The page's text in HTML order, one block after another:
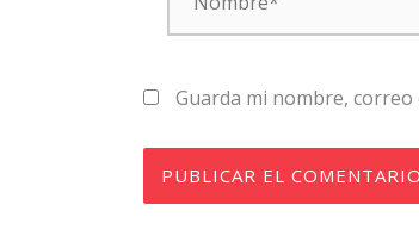
Guarda mi nombre,